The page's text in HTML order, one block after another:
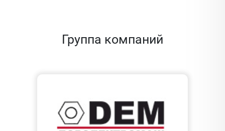
Группа компаний